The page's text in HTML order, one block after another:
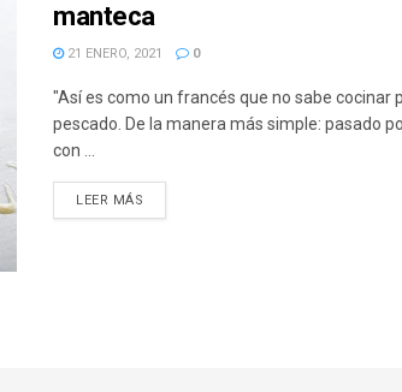
manteca
21 ENERO, 2021 0
"Así es como un francés que no sabe cocinar
pescado. De la manera más simple: pasado
con ...
LEER MÁS